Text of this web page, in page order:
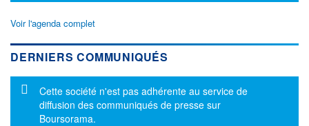
Voir l'agenda complet
DERNIERS COMMUNIQUÉS
Message d'information
Cette société n'est pas adhérente au service de
diffusion des communiqués de presse sur
Boursorama.